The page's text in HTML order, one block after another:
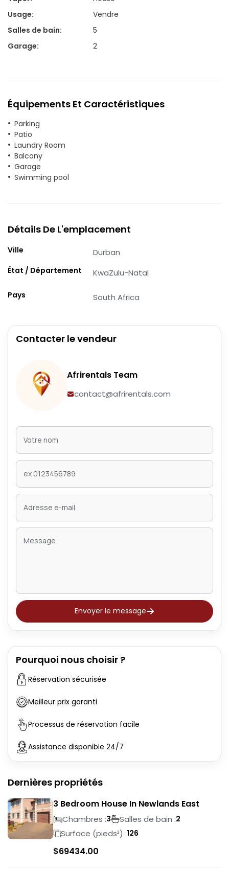
Usage:
Vendre
Salles de bain:
5
Garage: 2
Équipements Et Caractéristiques
Parking
Patio
Laundry Room
Balcony
Garage
Swimming pool
Détails De L'emplacement
Ville Durban
État / Département KwaZulu-Natal
Pays South Africa
Contacter le vendeur
Afrirentals Team
contact@afrirentals.com
Envoyer le message
Pourquoi nous choisir ?
Réservation sécurisée
Meilleur prix garanti
Processus de réservation facile
Assistance disponible 24/7
Dernières propriétés
3 Bedroom House In Newlands East
Chambres :3 Salles de bain :2
Surface (pieds²) :126
$69434.00